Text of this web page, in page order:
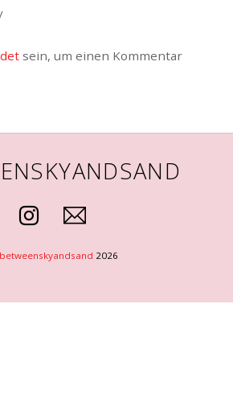
sein, um einen Kommentar
betweenskyandsand 2026